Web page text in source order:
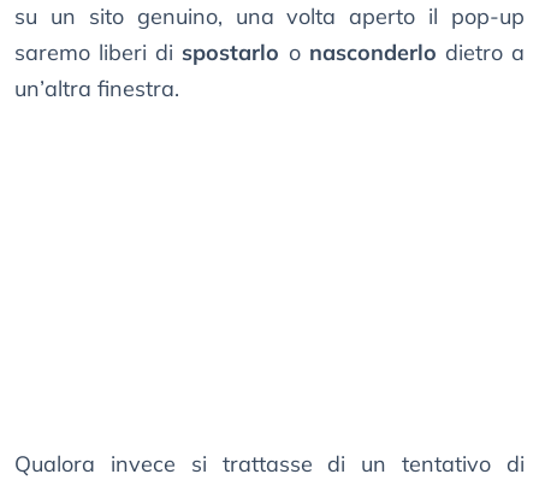
su un sito genuino, una volta aperto il pop-up
saremo liberi di spostarlo o nasconderlo dietro a
un’altra finestra.
Qualora invece si trattasse di un tentativo di